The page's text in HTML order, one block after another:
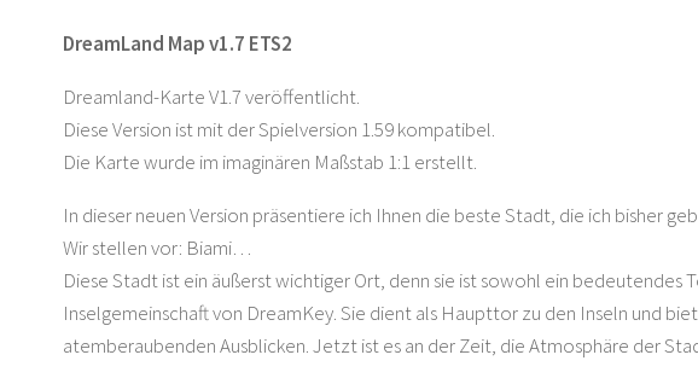
DreamLand Map v1.7 ETS2
Dreamland-Karte V1.7 veröffentlicht.
Diese Version ist mit der Spielversion 1.59 kompatibel.
Die Karte wurde im imaginären Maßstab 1:1 erstellt.
In dieser neuen Version präsentiere ich Ihnen die beste Stadt, die ich bisher
Wir stellen vor: Biami…
Diese Stadt ist ein äußerst wichtiger Ort, denn sie ist sowohl ein bedeutendes
Inselgemeinschaft von DreamKey. Sie dient als Haupttor zu den Inseln und
atemberaubenden Ausblicken. Jetzt ist es an der Zeit, die Atmosphäre der